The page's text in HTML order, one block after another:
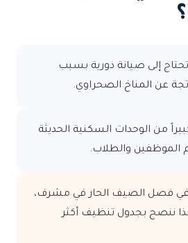
إلى صيانة دورية بسبب
عن المناخ الصحراوي.
من الوحدات السكنية الحديثة
الموظفين والطلاب.
في فصل الصيف الحار في مشرف،
لذا ننصح بجدول تنظيف أكثر